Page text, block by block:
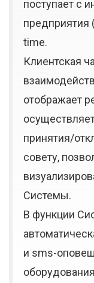
поступает с
предприятия
time.
Клиентская
отображает
принятия/
совету,
Системы.
В функции
и sms-